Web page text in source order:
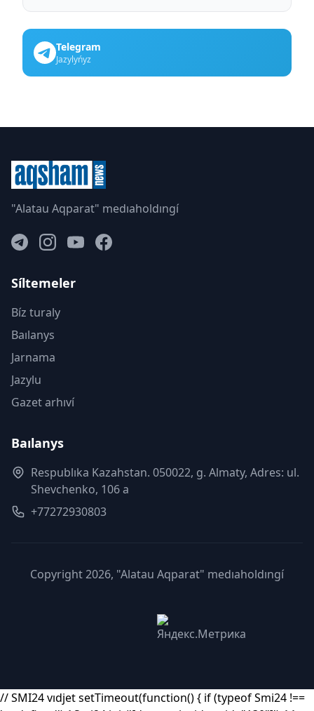
Telegram
Jazylyńyz
"Alatau Aqparat" medıaholdıngí
Síltemeler
Bíz turaly
Baılanys
Jarnama
Jazylu
Gazet arhıví
Baılanys
Respublıka Kazahstan. 050022, g. Almaty, Adres: ul.
Shevchenko, 106 a
+77272930803
Copyright 2026, "Alatau Aqparat" medıaholdıngí
// SMI24 vıdjet setTimeout(function() { if (typeof Smi24 !==